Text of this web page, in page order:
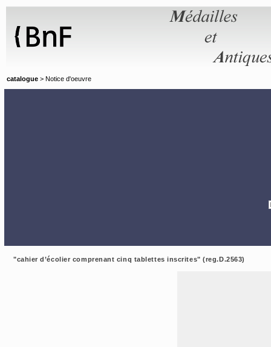
catalogue > Notice d'oeuvre
"cahier d’écolier comprenant cinq tablettes inscrites" (reg.D.2563)